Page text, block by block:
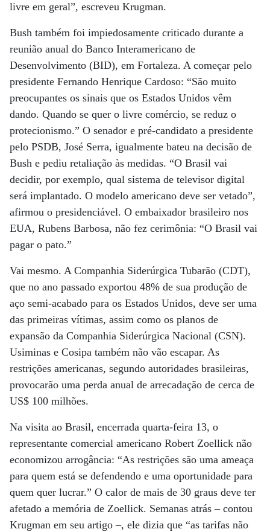
livre em geral”, escreveu Krugman.
Bush também foi impiedosamente criticado durante a
reunião anual do Banco Interamericano de
Desenvolvimento (BID), em Fortaleza. A começar pelo
presidente Fernando Henrique Cardoso: “São muito
preocupantes os sinais que os Estados Unidos vêm
dando. Quando se quer o livre comércio, se reduz o
protecionismo.” O senador e pré-candidato a presidente
pelo PSDB, José Serra, igualmente bateu na decisão de
Bush e pediu retaliação às medidas. “O Brasil vai
decidir, por exemplo, qual sistema de televisor digital
será implantado. O modelo americano deve ser vetado”,
afirmou o presidenciável. O embaixador brasileiro nos
EUA, Rubens Barbosa, não fez cerimônia: “O Brasil vai
pagar o pato.”
Vai mesmo. A Companhia Siderúrgica Tubarão (CDT),
que no ano passado exportou 48% de sua produção de
aço semi-acabado para os Estados Unidos, deve ser uma
das primeiras vítimas, assim como os planos de
expansão da Companhia Siderúrgica Nacional (CSN).
Usiminas e Cosipa também não vão escapar. As
restrições americanas, segundo autoridades brasileiras,
provocarão uma perda anual de arrecadação de cerca de
US$ 100 milhões.
Na visita ao Brasil, encerrada quarta-feira 13, o
representante comercial americano Robert Zoellick não
economizou arrogância: “As restrições são uma ameaça
para quem está se defendendo e uma oportunidade para
quem quer lucrar.” O calor de mais de 30 graus deve ter
afetado a memória de Zoellick. Semanas atrás – contou
Krugman em seu artigo –, ele dizia que “as tarifas não